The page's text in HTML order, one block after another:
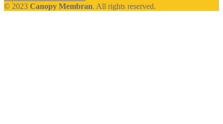
© 2023 Canopy Membran. All rights reserved.